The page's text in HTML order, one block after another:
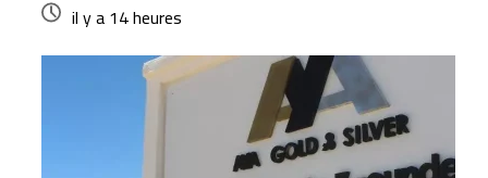
il y a 14 heures